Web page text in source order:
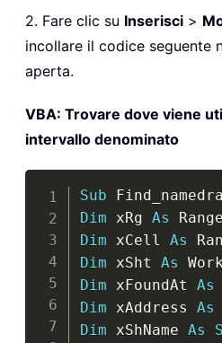
2. Fare clic su Inserisci >
incollare il codice seguente
aperta.
VBA: Trovare dove viene
intervallo denominato
Sub
Dim xRg As
Dim xCell As
Dim xSht As
Dim xFoundAt As
Dim xAddress As
Dim xShName As